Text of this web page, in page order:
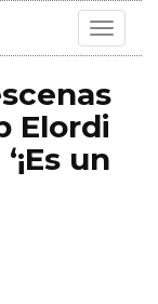
Toggle
Elordi
un